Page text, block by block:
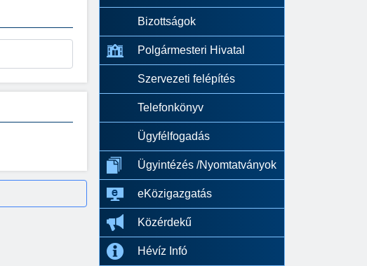
Bizottságok
Polgármesteri Hivatal
Szervezeti felépítés
Telefonkönyv
Ügyfélfogadás
Ügyintézés /Nyomtatványok
eKözigazgatás
Közérdekű
Hévíz Infó